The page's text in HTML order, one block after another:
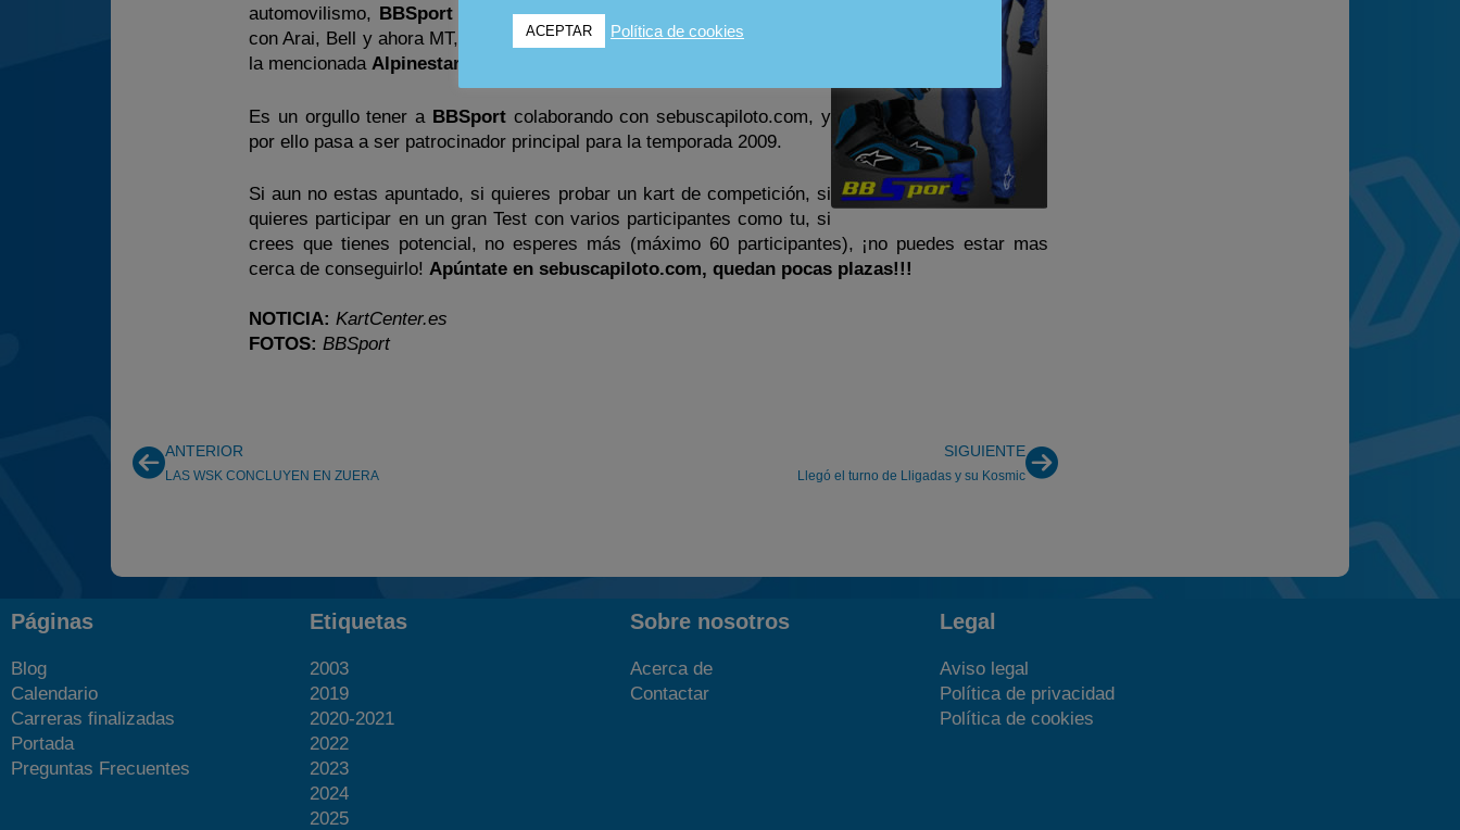
automovilismo, BBSporttiene todo tipo de marcas ya sea en cascos
con Arai, Bell y ahora MT, como con ropa de la marca Sabelt, Bultaco o
la mencionada Alpinestars
Es un orgullo tener a BBSportcolaborando con sebuscapiloto.com, y
por ello pasa a ser patrocinador principal para la temporada 2009.
Si aun no estas apuntado, si quieres probar un kart de competición, si
quieres participar en un gran Test con varios participantes como tu, si
crees que tienes potencial, no esperes más (máximo 60 participantes), ¡no puedes estar mas
cerca de conseguirlo! Apúntate en sebuscapiloto.com, quedan pocas plazas!!!
NOTICIA: KartCenter.es
FOTOS: BBSport
ANTERIOR
LAS WSK CONCLUYEN EN ZUERA
SIGUIENTE
Llegó el turno de Lligadas y su Kosmic
Páginas
Blog
Calendario
Carreras finalizadas
Portada
Preguntas Frecuentes
Etiquetas
2003
2019
2020-2021
2022
2023
2024
2025
Sobre nosotros
Acerca de
Contactar
Legal
Aviso legal
Política de privacidad
Política de cookies
ACEPTAR Política de cookies